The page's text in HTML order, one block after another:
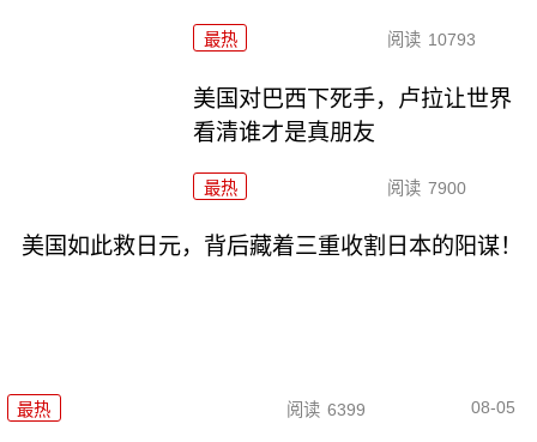
最热 阅读 10793
美国对巴西下死手，卢拉让世界
看清谁才是真朋友
最热 阅读 7900
美国如此救日元，背后藏着三重收割日本的阳谋！
最热 阅读 6399 08-05